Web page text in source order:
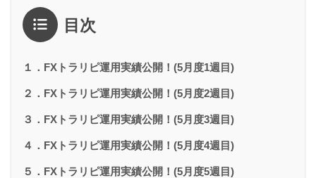
目次
１．FXトラリピ運用実績公開！(5月度1週目)
２．FXトラリピ運用実績公開！(5月度2週目)
３．FXトラリピ運用実績公開！(5月度3週目)
４．FXトラリピ運用実績公開！(5月度4週目)
５．FXトラリピ運用実績公開！(5月度5週目)